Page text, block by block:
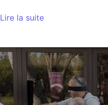
Lire la suite